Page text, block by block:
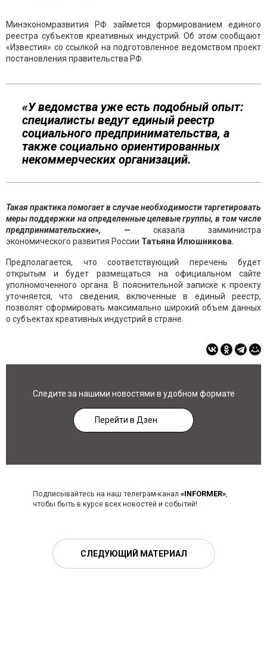
Минэкономразвития РФ займется формированием единого
реестра субъектов креативных индустрий. Об этом сообщают
«Известия» со ссылкой на подготовленное ведомством проект
постановления правительства РФ.
«У ведомства уже есть подобный опыт:
специалисты ведут единый реестр
социального предпринимательства, а
также социально ориентированных
некоммерческих организаций.
Такая практика помогает в случае необходимости таргетировать
меры поддержки на определенные целевые группы, в том числе
предпринимательские», —сказала замминистра
экономического развития России Татьяна Илюшникова.
Предполагается, что соответствующий перечень будет
открытым и будет размещаться на официальном сайте
уполномоченного органа. В пояснительной записке к проекту
уточняется, что сведения, включенные в единый реестр,
позволят сформировать максимально широкий объем данных
о субъектах креативных индустрий в стране.
Следите за нашими новостями в удобном формате
Перейти в Дзен
Подписывайтесь на наш телеграм-канал «INFORMER»,
чтобы быть в курсе всех новостей и событий!
СЛЕДУЮЩИЙ МАТЕРИАЛ